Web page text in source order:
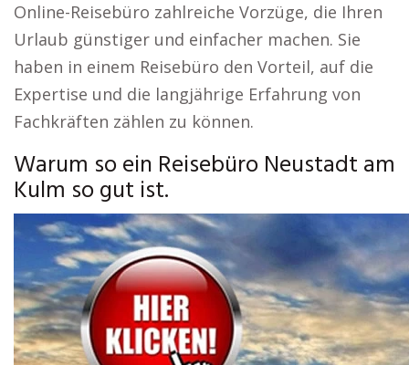
Online-Reisebüro zahlreiche Vorzüge, die Ihren
Urlaub günstiger und einfacher machen. Sie
haben in einem Reisebüro den Vorteil, auf die
Expertise und die langjährige Erfahrung von
Fachkräften zählen zu können.
Warum so ein Reisebüro Neustadt am
Kulm so gut ist.